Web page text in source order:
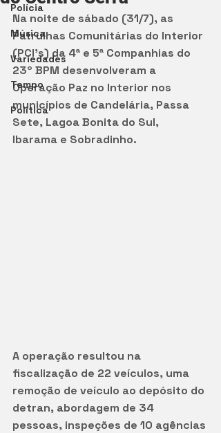
Polícia
Música
Variedades
Tempo
Política
Na noite de sábado (31/7), as
Patrulhas Comunitárias do Interior
(PCI’s) da 4ª e 5ª Companhias do
23º BPM desenvolveram a
Operação Paz no Interior nos
municípios de Candelária, Passa
Sete, Lagoa Bonita do Sul,
Ibarama e Sobradinho.
A operação resultou na
fiscalização de 22 veículos, uma
remoção de veículo ao depósito do
detran, abordagem de 34
pessoas, inspeções de 10 agências